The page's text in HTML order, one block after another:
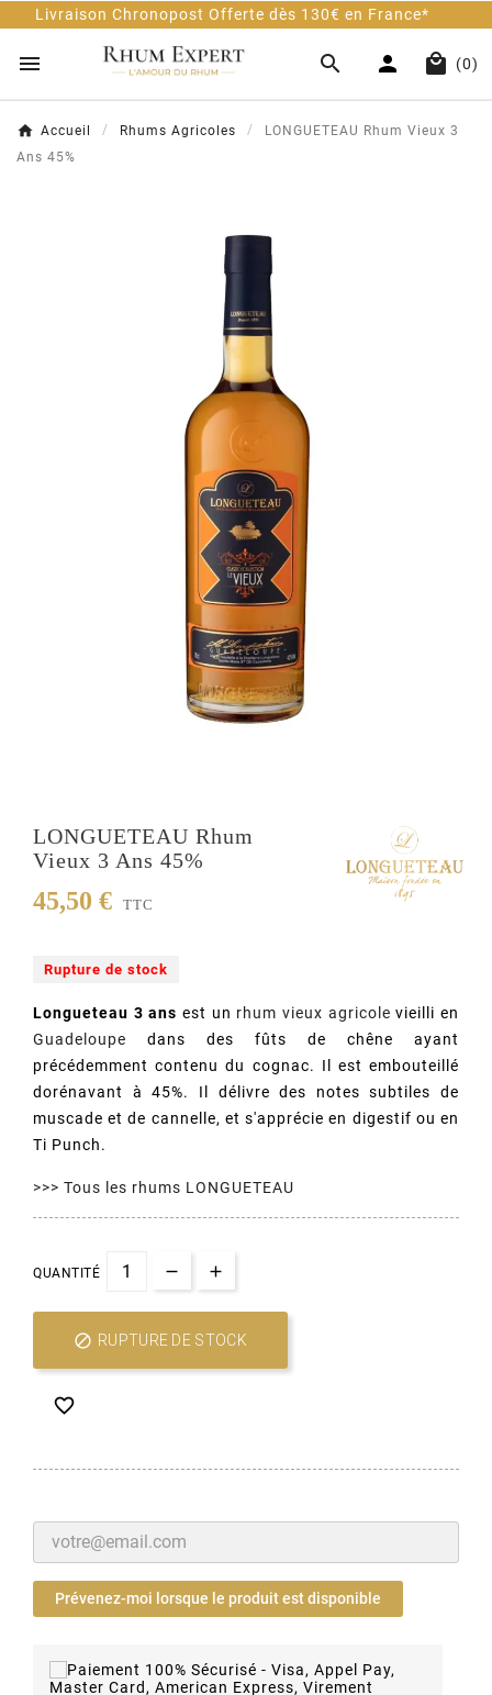
Chronopost Offerte dès 130€ en France*
    (0)
Accueil Rhums Agricoles
LONGUETEAU Rhum Vieux 3
Ans 45%
LONGUETEAU Rhum
Vieux 3 Ans 45%
45,50 € TTC
Rupture de stock
Longueteau 3 ans est un rhum vieux agricole vieilli en
Guadeloupe dans des fûts de chêne ayant
précédemment contenu du cognac. Il est embouteillé
dorénavant à 45%. Il délivre des notes subtiles de
muscade et de cannelle, et s'apprécie en digestif ou en
Ti Punch.
>>> Tous les rhums LONGUETEAU
QUANTITÉ
 RUPTURE DE STOCK

Prévenez-moi lorsque le produit est disponible